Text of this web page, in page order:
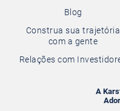
Blog
Construa sua trajetória
com a gente
Relações com
A